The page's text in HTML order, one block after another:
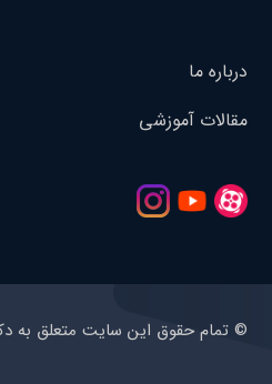
درباره ما
مقالات آموزشی
© تمام حقوق این سایت متعلق به